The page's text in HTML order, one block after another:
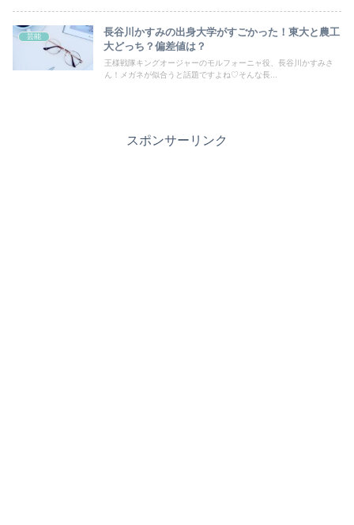
芸能
長谷川かすみの出身大学がすごかった！東大と農工
大どっち？偏差値は？
王様戦隊キングオージャーのモルフォーニャ役、長谷川かすみさ
ん！メガネが似合うと話題ですよね♡そんな長...
スポンサーリンク